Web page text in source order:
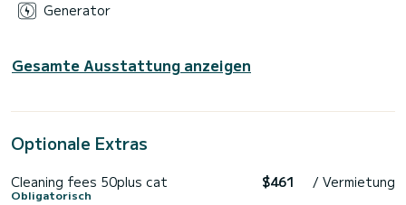
Generator
Gesamte Ausstattung anzeigen
Optionale Extras
Cleaning fees 50plus cat
Obligatorisch
$461 / Vermietung